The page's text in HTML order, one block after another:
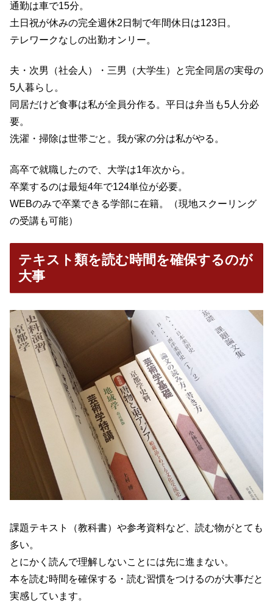
通勤は車で15分。
土日祝が休みの完全週休2日制で年間休日は123日。
テレワークなしの出勤オンリー。
夫・次男（社会人）・三男（大学生）と完全同居の実母の
5人暮らし。
同居だけど食事は私が全員分作る。平日は弁当も5人分必
要。
洗濯・掃除は世帯ごと。我が家の分は私がやる。
高卒で就職したので、大学は1年次から。
卒業するのは最短4年で124単位が必要。
WEBのみで卒業できる学部に在籍。（現地スクーリング
の受講も可能）
テキスト類を読む時間を確保するのが
大事
課題テキスト（教科書）や参考資料など、読む物がとても
多い。
とにかく読んで理解しないことには先に進まない。
本を読む時間を確保する・読む習慣をつけるのが大事だと
実感しています。